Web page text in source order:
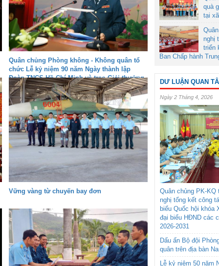
Quân chủng Phòng không - Không quân tổ
chức Lễ kỷ niệm 90 năm Ngày thành lập
Đoàn TNCS Hồ Chí Minh và trao Giải thưởng
“Sáng tạo trẻ” năm 2020
Vững vàng từ chuyến bay đơn
quà
tại
nghị
triển
Ban Chấp hành
DƯ LUẬN QUAN
Ngày 2 Tháng 4, 2026
Quân chủng PK-
nghị tổng kết công
biểu Quốc hội khóa
đại biểu HĐND các
2026-2031
Dấu ấn Bộ đội
quân trên địa bàn
Lễ kỷ niệm 50 năm